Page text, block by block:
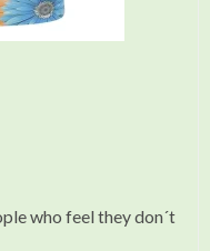
who feel they don´t